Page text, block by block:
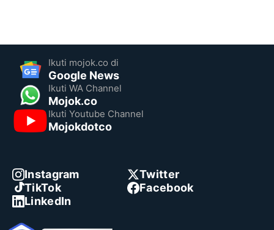
Ikuti mojok.co di
Google News
Ikuti WA Channel
Mojok.co
Ikuti Youtube Channel
Mojokdotco
Instagram
Twitter
TikTok
Facebook
LinkedIn